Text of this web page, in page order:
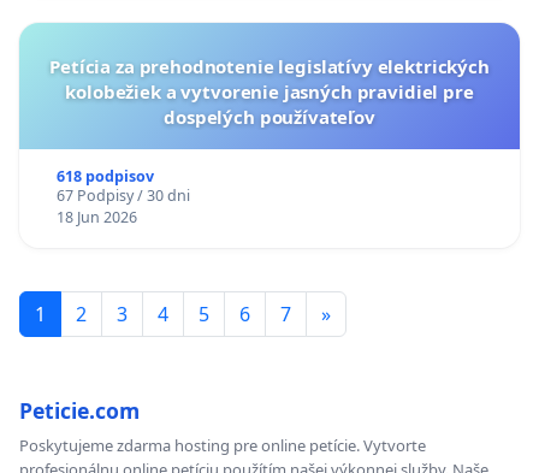
Petícia za prehodnotenie legislatívy elektrických
kolobežiek a vytvorenie jasných pravidiel pre
dospelých používateľov
618 podpisov
67 Podpisy / 30 dni
18 Jun 2026
1 2 3 4 5 6 7 »
Peticie.com
Poskytujeme zdarma hosting pre online petície. Vytvorte